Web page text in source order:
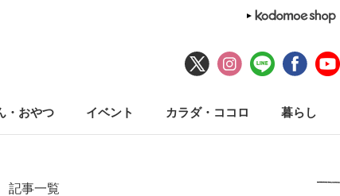
・おやつ イベント カラダ・ココロ 暮らし
記事一覧